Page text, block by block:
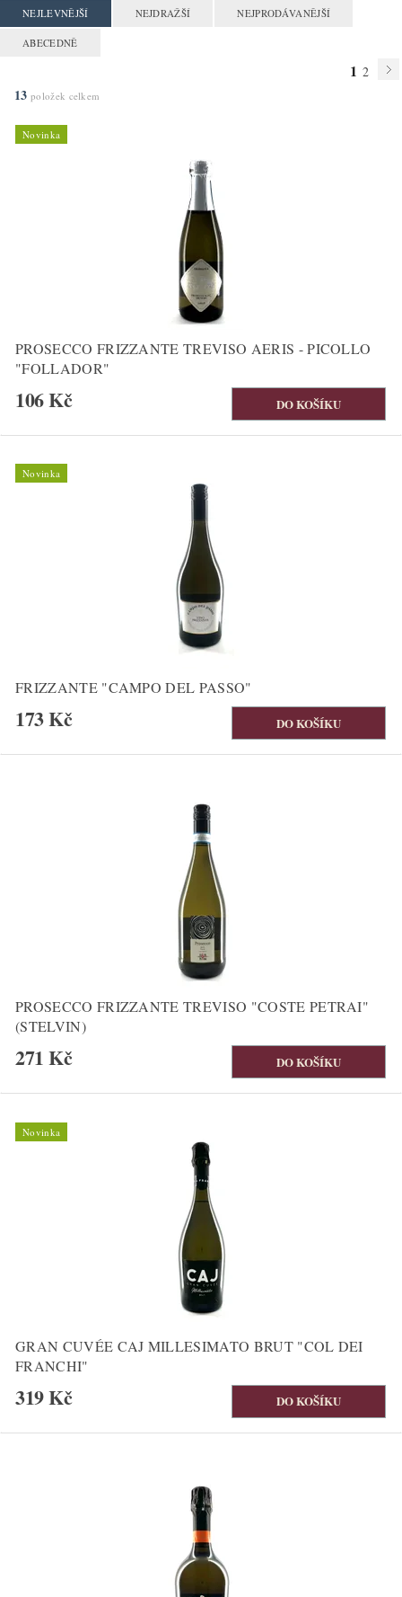
NEJLEVNĚJŠÍ NEJDRAŽŠÍ NEJPRODÁVANĚJŠÍ
ABECEDNĚ
1 2
13 položek celkem
Novinka
PROSECCO FRIZZANTE TREVISO AERIS - PICOLLO
"FOLLADOR"
106 Kč
Novinka
FRIZZANTE "CAMPO DEL PASSO"
173 Kč
PROSECCO FRIZZANTE TREVISO "COSTE PETRAI"
(STELVIN)
271 Kč
Novinka
GRAN CUVÉE CAJ MILLESIMATO BRUT "COL DEI
FRANCHI"
319 Kč